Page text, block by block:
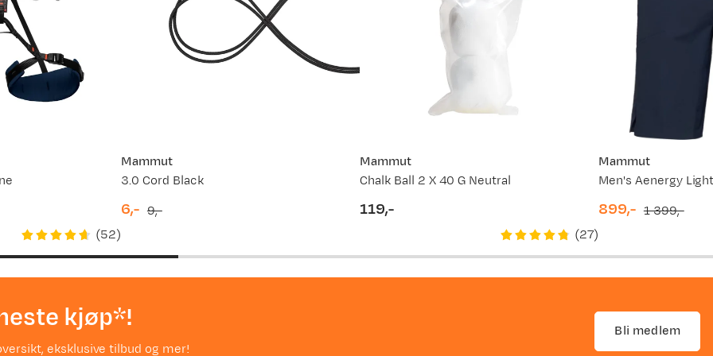
(52)
Mammut
3.0 Cord Black
6,- 9,-
Mammut
Chalk Ball 2 X 40 G Neutral
119,-
(27)
Mammut
Men's Aenergy
899,- 1 399,-
kjøp*!
eksklusive tilbud og mer!
Bli medlem